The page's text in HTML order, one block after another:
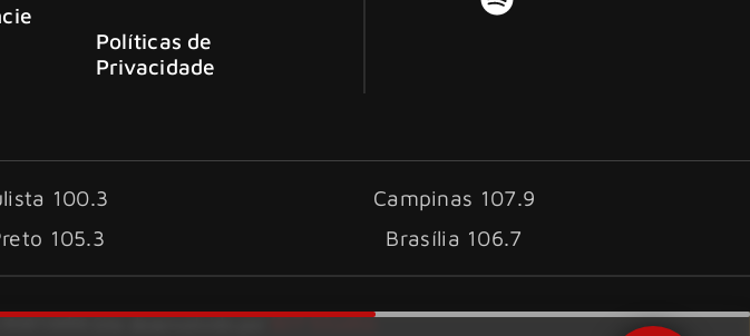
Políticas de
Privacidade
100.3
Campinas 107.9
105.3 Brasília 106.7
Site desenvolvido porID7 Studio